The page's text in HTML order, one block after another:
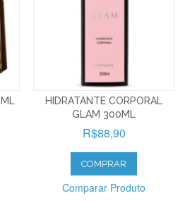
HIDRATANTE CORPORAL
GLAM 300ML
R$88,90
COMPRAR
Comparar Produto